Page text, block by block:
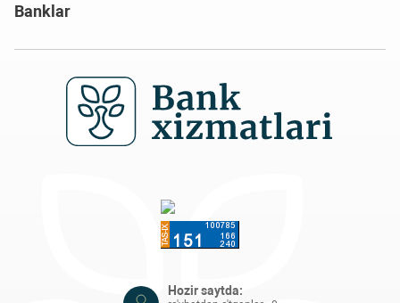
Banklar
Hozir saytda: